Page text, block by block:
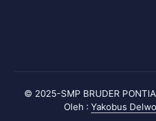
© 2025-SMP BRUDER
Oleh : Yakobus